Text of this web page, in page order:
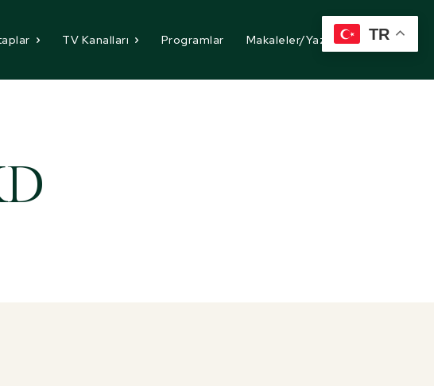
TV Kanalları Programlar Makaleler/Yazılar İletişim
TR